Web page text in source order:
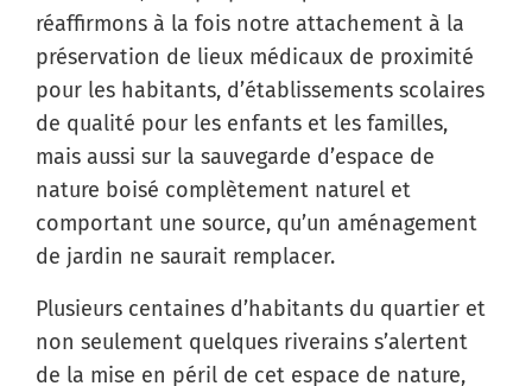
réaffirmons à la fois notre attachement à la
préservation de lieux médicaux de proximité
pour les habitants, d’établissements scolaires
de qualité pour les enfants et les familles,
mais aussi sur la sauvegarde d’espace de
nature boisé complètement naturel et
comportant une source, qu’un aménagement
de jardin ne saurait remplacer.
Plusieurs centaines d’habitants du quartier et
non seulement quelques riverains s’alertent
de la mise en péril de cet espace de nature,